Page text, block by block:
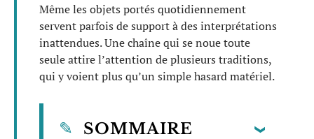
Même les objets portés quotidiennement
servent parfois de support à des interprétations
inattendues. Une chaîne qui se noue toute
seule attire l’attention de plusieurs traditions,
qui y voient plus qu’un simple hasard matériel.
SOMMAIRE